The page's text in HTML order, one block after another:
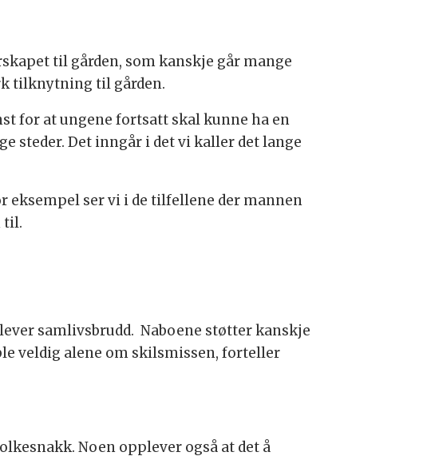
til gården, som kanskje går mange
tilknytning til gården.
for at ungene fortsatt skal kunne ha en
steder. Det inngår i det vi kaller det lange
eksempel ser vi i de tilfellene der mannen
til.
samlivsbrudd. Naboene støtter kanskje
veldig alene om skilsmissen, forteller
Noen opplever også at det å